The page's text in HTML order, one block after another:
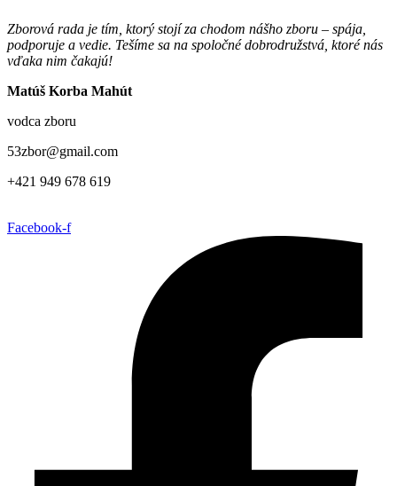
Zborová rada je tím, ktorý stojí za chodom nášho zboru – spája,
podporuje a vedie. Tešíme sa na spoločné dobrodružstvá, ktoré nás
vďaka nim čakajú!
Matúš Korba Mahút
vodca zboru
53zbor@gmail.com
+421 949 678 619
Facebook-f